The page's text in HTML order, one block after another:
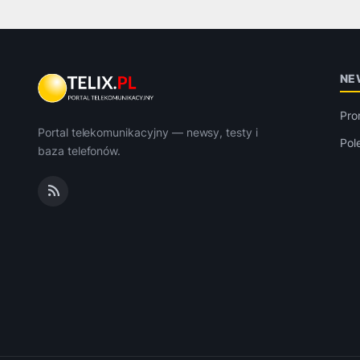
Portal telekomunikacyjny — newsy, testy i
baza telefonów.